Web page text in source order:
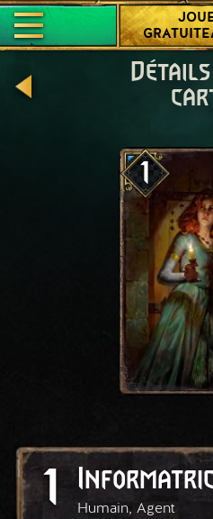
1
1 Humain, Agent